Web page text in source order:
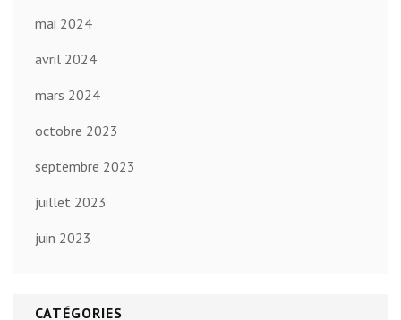
mai 2024
avril 2024
mars 2024
octobre 2023
septembre 2023
juillet 2023
juin 2023
CATÉGORIES